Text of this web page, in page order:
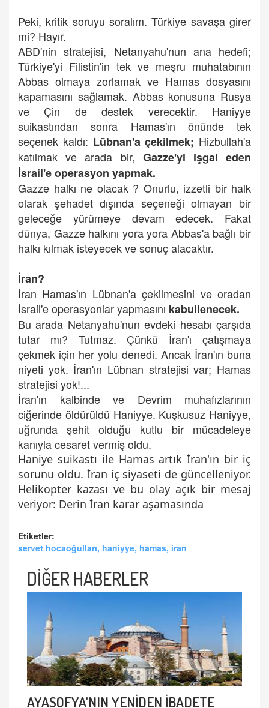
Peki, kritik soruyu soralım. Türkiye savaşa girer
mi? Hayır.
ABD'nin stratejisi, Netanyahu'nun ana hedefi;
Türkiye'yi Filistin'in tek ve meşru muhatabının
Abbas olmaya zorlamak ve Hamas dosyasını
kapamasını sağlamak. Abbas konusuna Rusya
ve Çin de destek verecektir. Haniyye
suikastından sonra Hamas'ın önünde tek
seçenek kaldı: Lübnan'a çekilmek; Hizbullah'a
katılmak ve arada bir, Gazze'yi işgal eden
İsrail'e operasyon yapmak.
Gazze halkı ne olacak ? Onurlu, izzetli bir halk
olarak şehadet dışında seçeneği olmayan bir
geleceğe yürümeye devam edecek. Fakat
dünya, Gazze halkını yora yora Abbas'a bağlı bir
halkı kılmak isteyecek ve sonuç alacaktır.
İran?
İran Hamas'ın Lübnan'a çekilmesini ve oradan
İsrail'e operasyonlar yapmasını kabullenecek.
Bu arada Netanyahu'nun evdeki hesabı çarşıda
tutar mı? Tutmaz. Çünkü İran'ı çatışmaya
çekmek için her yolu denedi. Ancak İran'ın buna
niyeti yok. İran'ın Lübnan stratejisi var; Hamas
stratejisi yok!...
İran'ın kalbinde ve Devrim muhafızlarının
ciğerinde öldürüldü Haniyye. Kuşkusuz Haniyye,
uğrunda şehit olduğu kutlu bir mücadeleye
kanıyla cesaret vermiş oldu.
Haniye suikastı ile Hamas artık İran'ın bir iç
sorunu oldu. İran iç siyaseti de güncelleniyor.
Helikopter kazası ve bu olay açık bir mesaj
veriyor: Derin İran karar aşamasında
Etiketler:
servet hocaoğulları, haniyye, hamas, iran
DİĞER HABERLER
AYASOFYA'NIN YENİDEN İBADETE